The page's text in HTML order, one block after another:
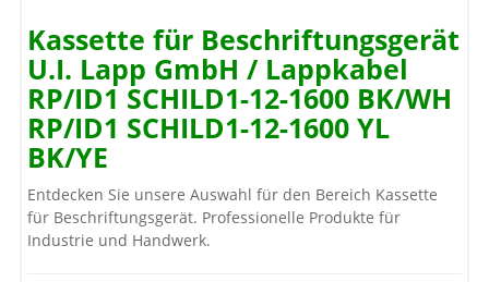
Kassette für Beschriftungsgerät
U.I. Lapp GmbH / Lappkabel
RP/ID1 SCHILD1-12-1600 BK/WH
RP/ID1 SCHILD1-12-1600 YL
BK/YE
Entdecken Sie unsere Auswahl für den Bereich Kassette
für Beschriftungsgerät. Professionelle Produkte für
Industrie und Handwerk.